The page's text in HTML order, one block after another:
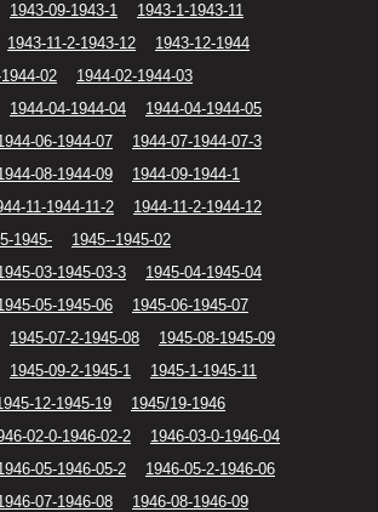
1943-09-1943-1
1943-1-1943-11
1943-11-2-1943-12
1943-12-1944
02
1944-02-1944-03
1944-04-1944-04
1944-04-1944-05
06-1944-07
1944-07-1944-07-3
08-1944-09
1944-09-1944-1
11-1944-11-2
1944-11-2-1944-12
1945-
1945--1945-02
03-1945-03-3
1945-04-1945-04
05-1945-06
1945-06-1945-07
1945-07-2-1945-08
1945-08-1945-09
1945-09-2-1945-1
1945-1-1945-11
12-1945-19
1945/19-1946
02-0-1946-02-2
1946-03-0-1946-04
05-1946-05-2
1946-05-2-1946-06
07-1946-08
1946-08-1946-09